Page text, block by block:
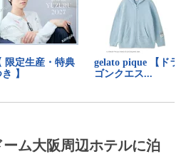
ム大阪周辺ホテルに泊